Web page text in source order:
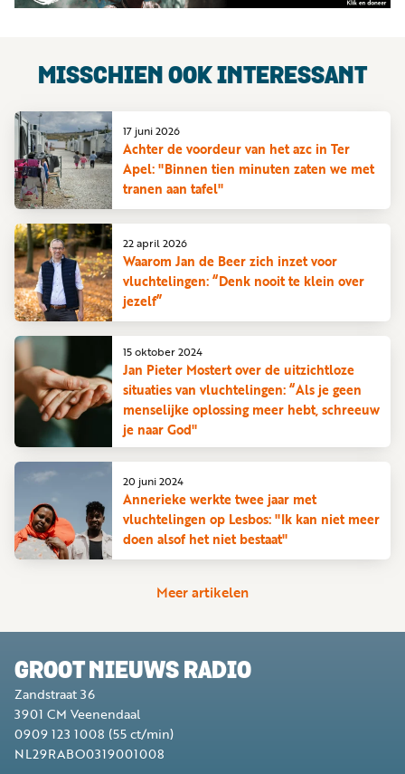
MISSCHIEN OOK INTERESSANT
Achter de voordeur van het azc in Ter
Apel: "Binnen tien minuten zaten we met
tranen aan tafel"
17 juni 2026
Waarom Jan de Beer zich inzet voor
vluchtelingen: “Denk nooit te klein over
jezelf”
22 april 2026
Jan Pieter Mostert over de uitzichtloze
situaties van vluchtelingen: “Als je geen
menselijke oplossing meer hebt, schreeuw
je naar God"
15 oktober 2024
Annerieke werkte twee jaar met
vluchtelingen op Lesbos: "Ik kan niet meer
doen alsof het niet bestaat"
20 juni 2024
Meer artikelen
GROOT NIEUWS RADIO
Zandstraat 36
3901 CM Veenendaal
0909 123 1008 (55 ct/min)
NL29RABO0319001008